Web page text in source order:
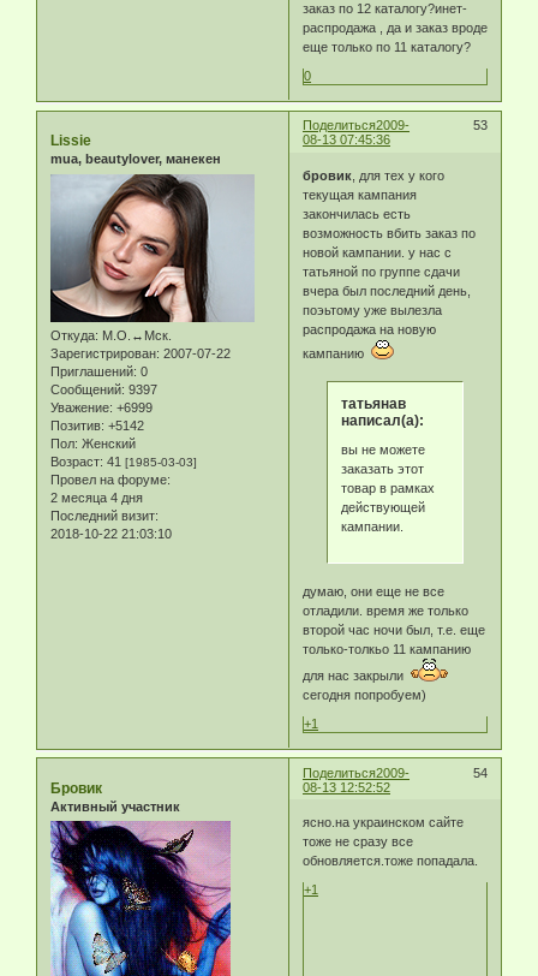
заказ по 12 каталогу?инет-
распродажа , да и заказ вроде
еще только по 11 каталогу?
0
Поделиться 53
2009-
08-13 07:45:36
Lissie
mua, beautylover, манекен
Откуда: М.О.↔Мск.
Зарегистрирован: 2007-07-22
Приглашений: 0
Сообщений: 9397
Уважение: +6999
Позитив: +5142
Пол: Женский
Возраст: 41 [1985-03-03]
Провел на форуме:
2 месяца 4 дня
Последний визит:
2018-10-22 21:03:10
бровик , для тех у кого
текущая кампания
закончилась есть
возможность вбить заказ по
новой кампании. у нас с
татьяной по группе сдачи
вчера был последний день,
поэьтому уже вылезла
распродажа на новую
кампанию
татьянав
написал(а):
вы не можете
заказать этот
товар в рамках
действующей
кампании.
думаю, они еще не все
отладили. время же только
второй час ночи был, т.е. еще
только-толкьо 11 кампанию
для нас закрыли
сегодня попробуем)
+1
Поделиться 54
2009-
08-13 12:52:52
Бровик
Активный участник
ясно.на украинском сайте
тоже не сразу все
обновляется.тоже попадала.
+1